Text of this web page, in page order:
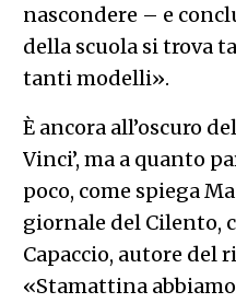
nascondere – e
della scuola si trova
tanti modelli».
È ancora all’oscuro
Vinci’, ma a quanto
poco, come spiega
giornale del Cilento,
Capaccio, autore del
«Stamattina